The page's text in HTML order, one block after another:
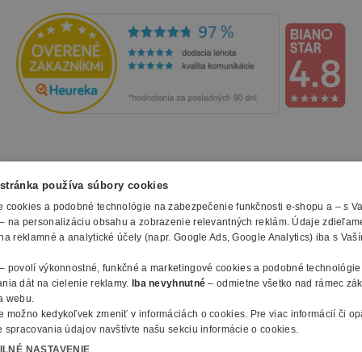
NAKUPOVANIE
Všetko o nákupe
Obchodné podmienky
Spôsoby platby
Záruky, servis a reklamácie
Ochrana osobných údajov
Informácie o cookies
SLUŽBY
Reklamačný formulár
E-procurement
Vlastná výroba nábytku
Vyhlásenie o prístupnosti
O FIRME
O nás
Kontakty
Členstvo v organizáciach
© 2010 - 2026 B2B Partner s.r.o. - Všetky práva vyhradené.
používa súbory cookies
cookies a podobné technológie na zabezpečenie funkčnosti e-shopu a – s
na personalizáciu obsahu a zobrazenie relevantných reklám. Údaje
reklamné a analytické účely (napr. Google Ads, Google Analytics) iba s
povolí výkonnostné, funkčné a marketingové cookies a podobné
dát na cielenie reklamy.
Iba nevyhnutné – odmietne všetko nad rámec
webu.
možno kedykoľvek zmeniť v informáciách o cookies. Pre viac informácií či
spracovania údajov navštívte našu sekciu informácie o cookies.
NASTAVENIE